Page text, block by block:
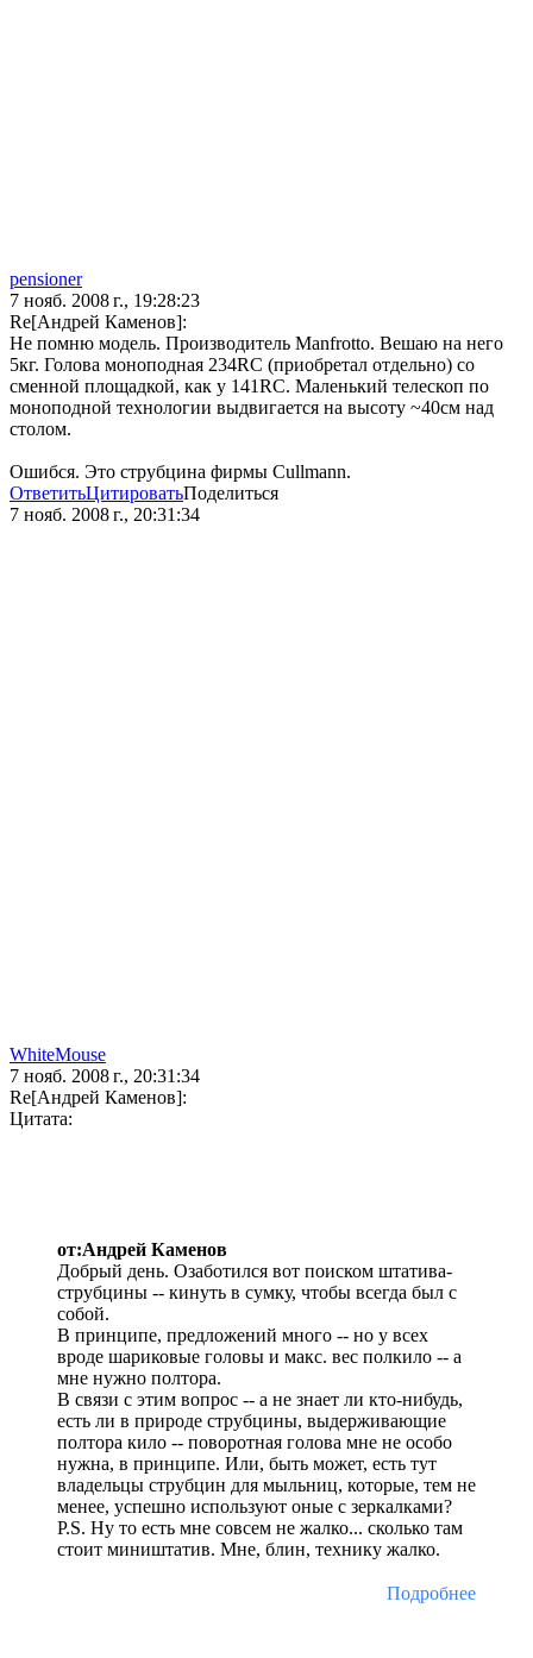
pensioner
7 нояб. 2008 г., 19:28:23
Re[Андрей Каменов]:
Не помню модель. Производитель Manfrotto. Вешаю на него
5кг. Голова моноподная 234RC (приобретал отдельно) со
сменной площадкой, как у 141RC. Маленький телескоп по
моноподной технологии выдвигается на высоту ~40см над
столом.
Ошибся. Это струбцина фирмы Cullmann.
ОтветитьЦитироватьПоделиться
7 нояб. 2008 г., 20:31:34
WhiteMouse
7 нояб. 2008 г., 20:31:34
Re[Андрей Каменов]:
Цитата:
от:Андрей Каменов
Добрый день. Озаботился вот поиском штатива-
струбцины -- кинуть в сумку, чтобы всегда был с
собой.
В принципе, предложений много -- но у всех
вроде шариковые головы и макс. вес полкило -- а
мне нужно полтора.
В связи с этим вопрос -- а не знает ли кто-нибудь,
есть ли в природе струбцины, выдерживающие
полтора кило -- поворотная голова мне не особо
нужна, в принципе. Или, быть может, есть тут
владельцы струбцин для мыльниц, которые, тем не
менее, успешно используют оные с зеркалками?
P.S. Ну то есть мне совсем не жалко... сколько там
стоит миништатив. Мне, блин, технику жалко.
Подробнее